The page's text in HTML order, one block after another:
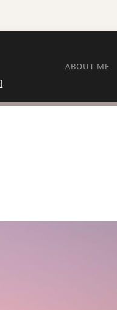
ABOUT ME